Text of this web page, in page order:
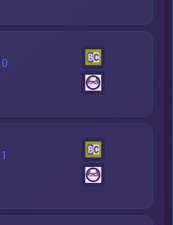
0
1